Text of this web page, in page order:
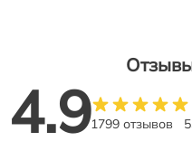
4.91799 отзывов